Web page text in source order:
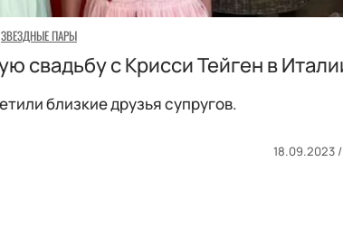
ЗВЕЗДНЫЕ ПАРЫ
свадьбу с Крисси Тейген в
близкие друзья супругов.
18.09.2023 /